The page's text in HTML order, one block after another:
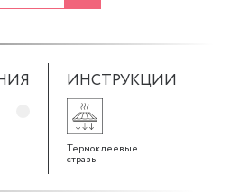
ИНСТРУКЦИИ
Термоклеевые
стразы